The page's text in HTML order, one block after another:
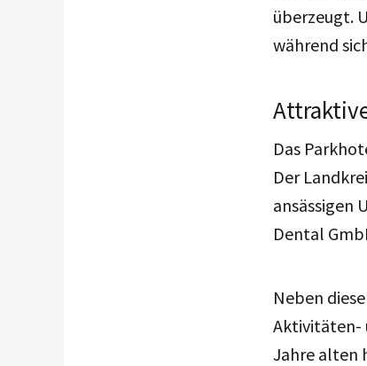
überzeugt.
während
Das
Der
ansässigen
Dental
Neben
Aktivitäten-
Jahre alten